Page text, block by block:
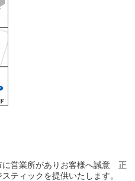
に営業所がありお客様へ誠意 正
ティックを提供いたします。